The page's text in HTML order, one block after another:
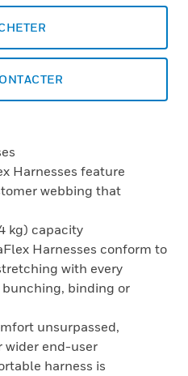
Harnesses feature
webbing that
kg) capacity
Harnesses conform to
with every
bunching, binding or
unsurpassed,
wider end-user
harness is